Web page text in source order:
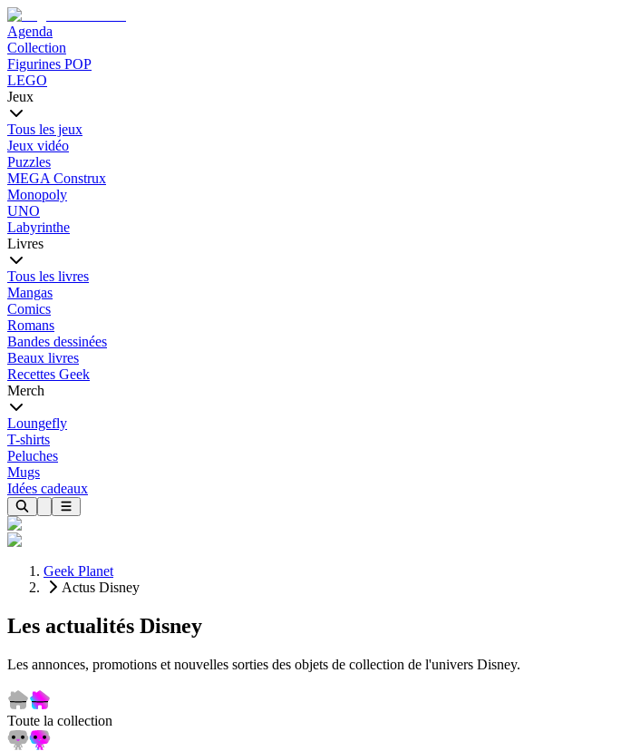
Agenda
Collection
Figurines POP
LEGO
Jeux
Tous les jeux
Jeux vidéo
Puzzles
MEGA Construx
Monopoly
UNO
Labyrinthe
Livres
Tous les livres
Mangas
Comics
Romans
Bandes dessinées
Beaux livres
Recettes Geek
Merch
Loungefly
T-shirts
Peluches
Mugs
Idées cadeaux
Geek Planet
Actus Disney
Les actualités Disney
Les annonces, promotions et nouvelles sorties des objets de collection de l'univers Disney.
Toute la collection